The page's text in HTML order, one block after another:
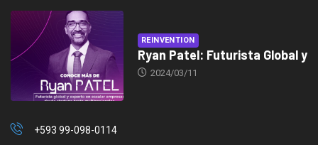
REINVENTION
Ryan Patel: Futurista Global y
2024/03/11
+593 99-098-0114